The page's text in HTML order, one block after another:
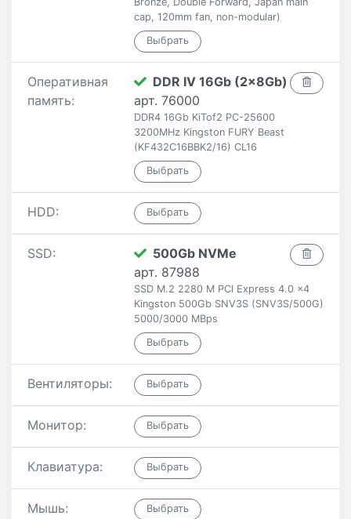
cap, 120mm fan, non-modular)
Оперативная
память:
DDR IV 16Gb (2x8Gb)
арт. 76000
DDR4 16Gb KiTof2 PC-25600
3200MHz Kingston FURY Beast
(KF432C16BBK2/16) CL16
HDD:
SSD:
500Gb NVMe
арт. 87988
SSD M.2 2280 M PCI Express 4.0 x4
Kingston 500Gb SNV3S (SNV3S/500G)
5000/3000 MBps
Вентиляторы:
Монитор:
Клавиатура:
Мышь: